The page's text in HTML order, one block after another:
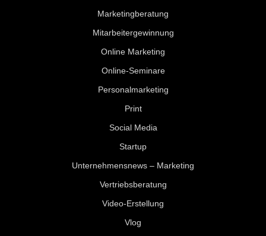
Marketingberatung
Mitarbeitergewinnung
Online Marketing
Online-Seminare
Personalmarketing
Print
Social Media
Startup
Unternehmensnews – Marketing
Vertriebsberatung
Video-Erstellung
Vlog